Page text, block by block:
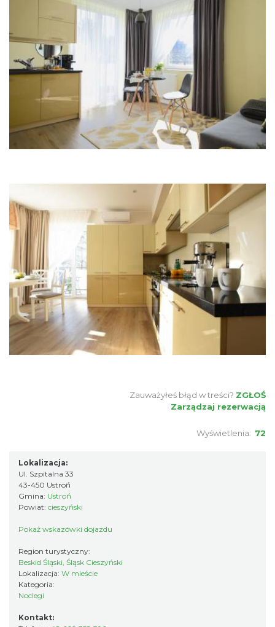
Zauważyłeś błąd w treści? ZGŁOŚ
Zarządzaj rezerwacją
Wyświetlenia: 72
Lokalizacja:
Ul. Szpitalna 33
43-450 Ustroń
Gmina: Ustroń
Powiat: cieszyński
Pokaż wskazówki dojazdu
Region turystyczny:
Beskid Śląski, Śląsk Cieszyński
Lokalizacja: W mieście
Kategoria:
Noclegi
Kontakt: